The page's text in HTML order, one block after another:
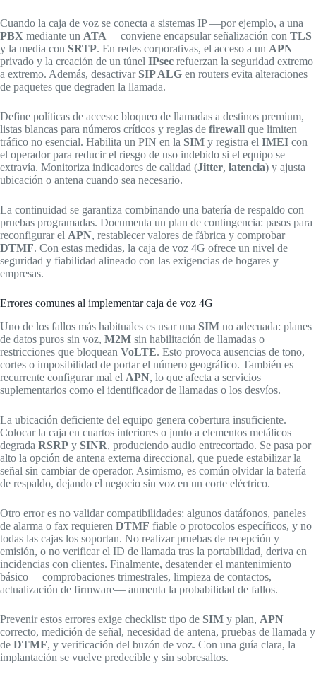
Cuando la caja de voz se conecta a sistemas IP —por ejemplo, a una
PBX mediante un ATA— conviene encapsular señalización con TLS
y la media con SRTP. En redes corporativas, el acceso a un APN
privado y la creación de un túnel IPsec refuerzan la seguridad extremo
a extremo. Además, desactivar SIP ALG en routers evita alteraciones
de paquetes que degraden la llamada.
Define políticas de acceso: bloqueo de llamadas a destinos premium,
listas blancas para números críticos y reglas de firewall que limiten
tráfico no esencial. Habilita un PIN en la SIM y registra el IMEI con
el operador para reducir el riesgo de uso indebido si el equipo se
extravía. Monitoriza indicadores de calidad (Jitter, latencia) y ajusta
ubicación o antena cuando sea necesario.
La continuidad se garantiza combinando una batería de respaldo con
pruebas programadas. Documenta un plan de contingencia: pasos para
reconfigurar el APN, restablecer valores de fábrica y comprobar
DTMF. Con estas medidas, la caja de voz 4G ofrece un nivel de
seguridad y fiabilidad alineado con las exigencias de hogares y
empresas.
Errores comunes al implementar caja de voz 4G
Uno de los fallos más habituales es usar una SIM no adecuada: planes
de datos puros sin voz, M2M sin habilitación de llamadas o
restricciones que bloquean VoLTE. Esto provoca ausencias de tono,
cortes o imposibilidad de portar el número geográfico. También es
recurrente configurar mal el APN, lo que afecta a servicios
suplementarios como el identificador de llamadas o los desvíos.
La ubicación deficiente del equipo genera cobertura insuficiente.
Colocar la caja en cuartos interiores o junto a elementos metálicos
degrada RSRP y SINR, produciendo audio entrecortado. Se pasa por
alto la opción de antena externa direccional, que puede estabilizar la
señal sin cambiar de operador. Asimismo, es común olvidar la batería
de respaldo, dejando el negocio sin voz en un corte eléctrico.
Otro error es no validar compatibilidades: algunos datáfonos, paneles
de alarma o fax requieren DTMF fiable o protocolos específicos, y no
todas las cajas los soportan. No realizar pruebas de recepción y
emisión, o no verificar el ID de llamada tras la portabilidad, deriva en
incidencias con clientes. Finalmente, desatender el mantenimiento
básico —comprobaciones trimestrales, limpieza de contactos,
actualización de firmware— aumenta la probabilidad de fallos.
Prevenir estos errores exige checklist: tipo de SIM y plan, APN
correcto, medición de señal, necesidad de antena, pruebas de llamada y
de DTMF, y verificación del buzón de voz. Con una guía clara, la
implantación se vuelve predecible y sin sobresaltos.